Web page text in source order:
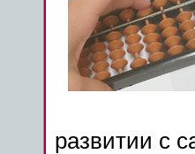
развитии с